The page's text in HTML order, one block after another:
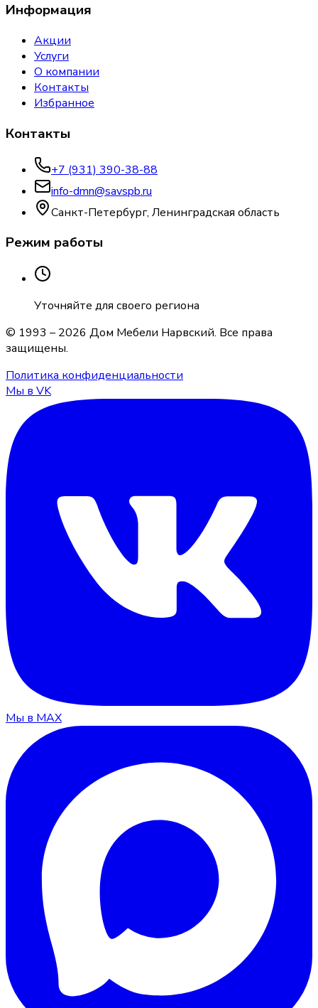
Информация
Акции
Услуги
О компании
Контакты
Избранное
Контакты
+7 (931) 390-38-88
info-dmn@savspb.ru
Санкт-Петербург, Ленинградская область
Режим работы
Уточняйте для своего региона
© 1993 – 2026 Дом Мебели Нарвский. Все права
защищены.
Политика конфиденциальности
Мы в VK
Мы в MAX